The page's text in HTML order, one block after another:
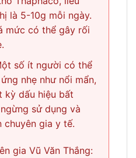
là 5-10g mỗi ngày.
mức có thể gây rối
số ít người có thể
nhẹ như nổi mẩn,
kỳ dấu hiệu bất
sử dụng và
chuyên gia y tế.
gia Vũ Văn Thắng: